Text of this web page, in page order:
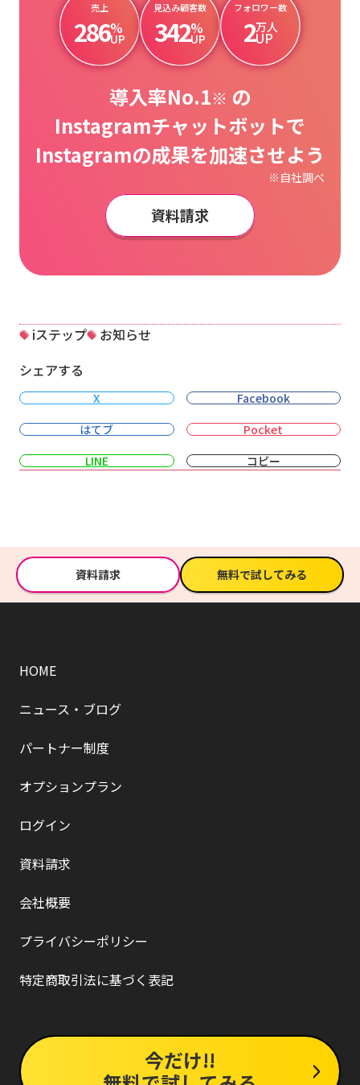
売上
286%
UP
見込み顧客数
342%
UP
フォロワー数
2万人
UP
導入率No.1※ の
Instagramチャットボットで
Instagramの成果を加速させよう
※自社調べ
資料請求
iステップ
お知らせ
シェアする
X
Facebook
はてブ
Pocket
LINE
コピー
資料請求 無料で試してみる
HOME
ニュース・ブログ
パートナー制度
オプションプラン
ログイン
資料請求
会社概要
プライバシーポリシー
特定商取引法に基づく表記
今だけ!!